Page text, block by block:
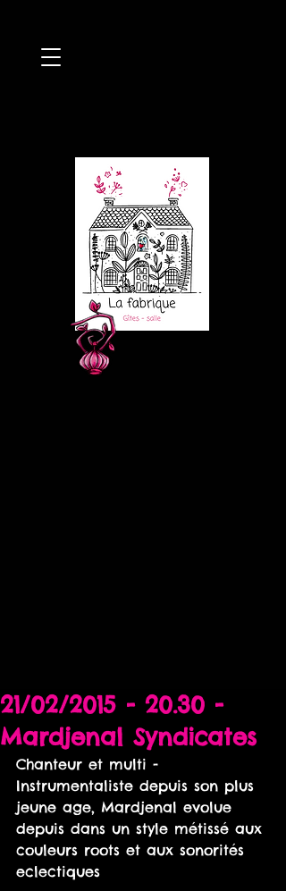
21/02/2015 - 20.30 -
Mardjenal Syndicates
Chanteur et multi -
Instrumentaliste depuis son plus
jeune age, Mardjenal evolue
depuis dans un style métissé aux
couleurs roots et aux sonorités
eclectiques